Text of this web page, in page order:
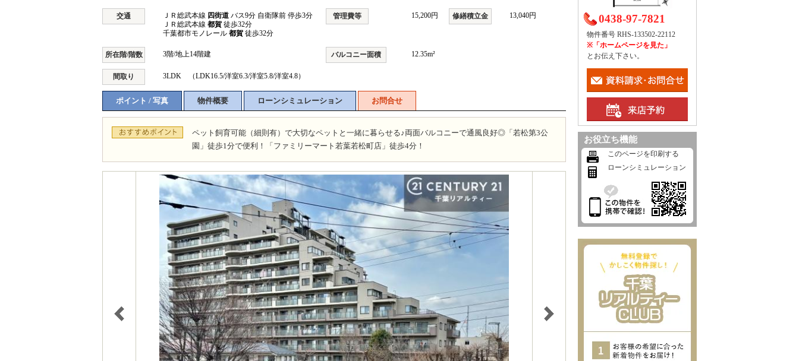
交通 ＪＲ総武本線 四街道 バス9分 自衛隊前 停歩3分
ＪＲ総武本線 都賀 徒歩32分
千葉都市モノレール 都賀 徒歩32分
管理費等 15,200円 修繕積立金 13,040円
所在階/階数 3階/地上14階建 バルコニー面積 12.35m²
間取り 3LDK （LDK16.5/洋室6.3/洋室5.8/洋室4.8）
ポイント / 写真 物件概要 ローンシミュレーション お問合せ
ペット飼育可能（細則有）で大切なペットと一緒に暮らせる♪両面バルコニーで通風良好◎「若松第3公
園」徒歩1分で便利！「ファミリーマート若葉若松町店」徒歩4分！
0438-97-7821
物件番号 RHS-133502-22112
※「ホームページを見た」
とお伝え下さい。
お役立ち機能
このページを印刷する
ローンシミュレーション